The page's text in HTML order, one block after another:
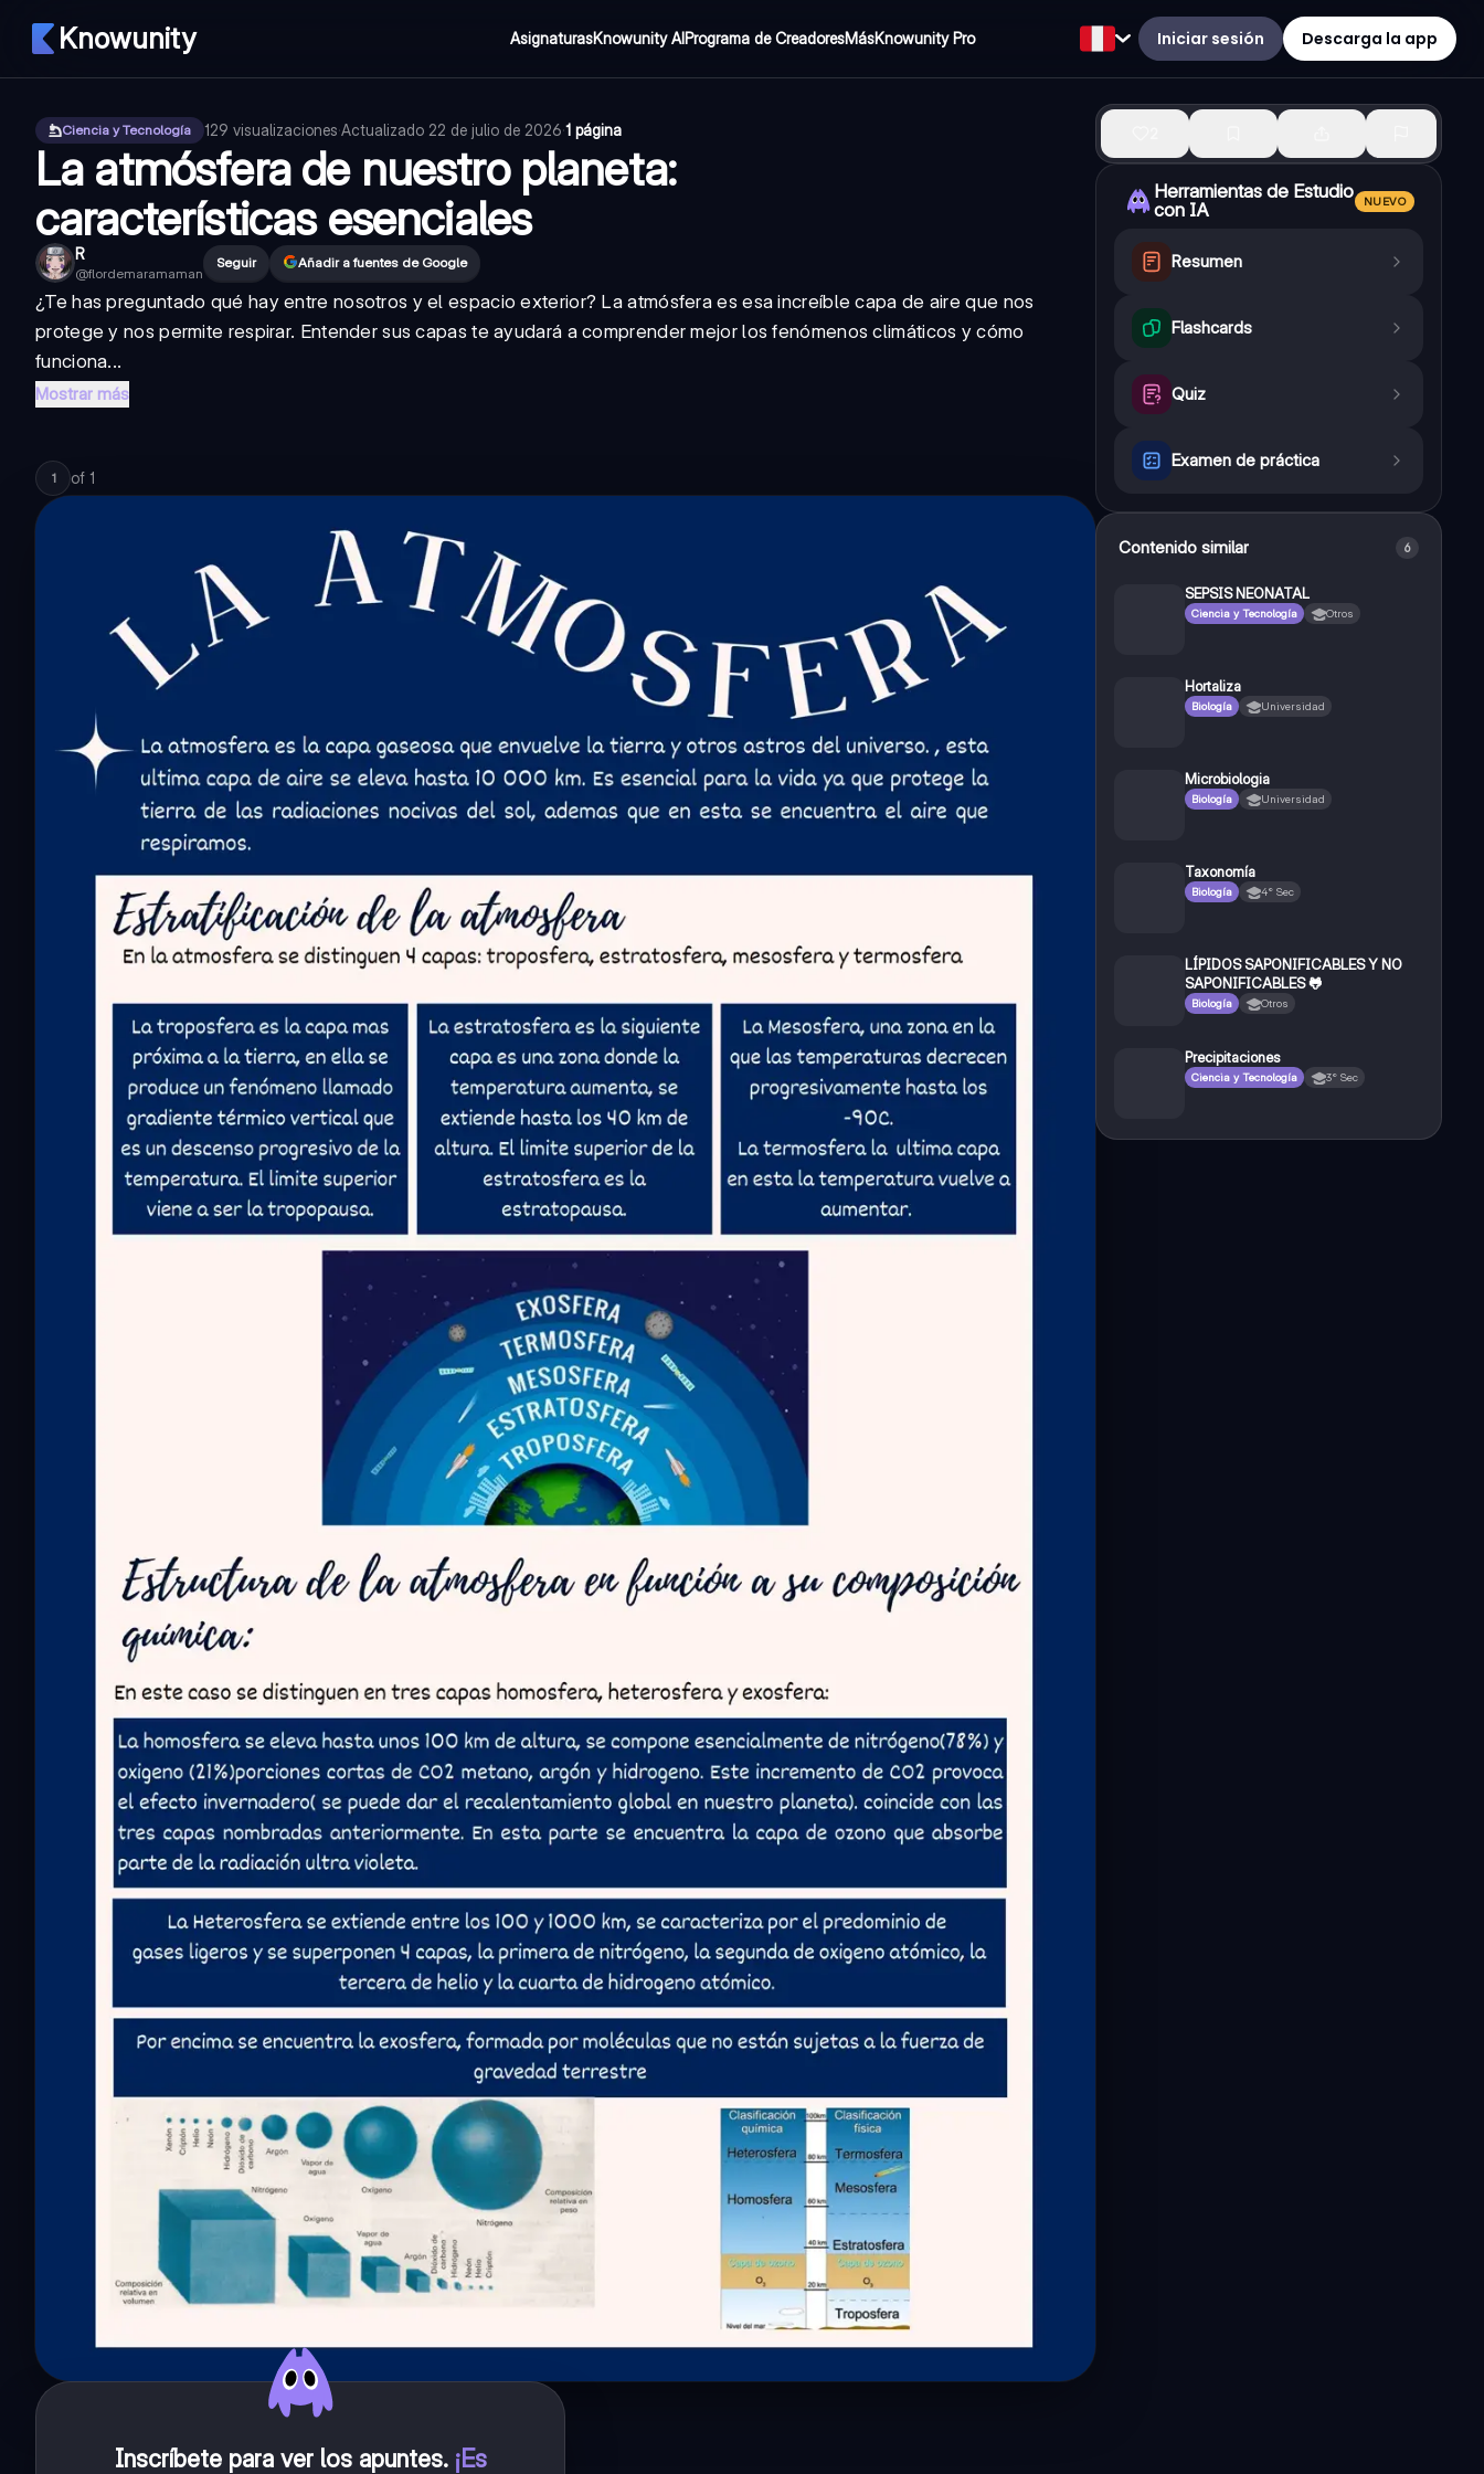
Knowunity AsignaturasKnowunity AIPrograma de CreadoresMásKnowunity Pro Iniciar sesión Descarga la app
Ciencia y Tecnología 129 visualizaciones·Actualizado 22 de julio de 2026·1 página
La atmósfera de nuestro planeta:
características esenciales
R
@flordemaramaman
Seguir Añadir a fuentes de Google
¿Te has preguntado qué hay entre nosotros y el espacio exterior? La atmósfera es esa increíble capa de aire que nos
protege y nos permite respirar. Entender sus capas te ayudará a comprender mejor los fenómenos climáticos y cómo
funciona...
Mostrar más
1 of 1
Inscríbete para ver los apuntes. ¡Es
Herramientas de Estudio
con IA
NUEVO
Resumen
Flashcards
Quiz
Examen de práctica
Contenido similar 6
SEPSIS NEONATAL
Ciencia y Tecnología Otros
Hortaliza
Biología Universidad
Microbiologia
Biología Universidad
Taxonomía
Biología 4° Sec
LÍPIDOS SAPONIFICABLES Y NO
SAPONIFICABLES 🐸
Biología Otros
Precipitaciones
Ciencia y Tecnología 3° Sec